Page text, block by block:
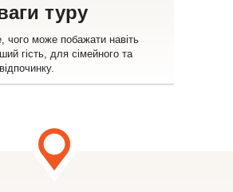
туру
чого може побажати навіть
гість, для сімейного та